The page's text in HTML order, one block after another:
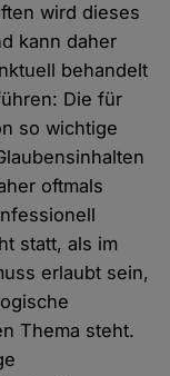
wird dieses
kann daher
behandelt
Die für
so wichtige
oftmals
statt, als im
erlaubt sein,
Thema steht.